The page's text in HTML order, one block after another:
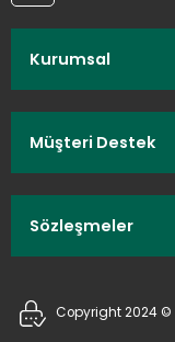
Kurumsal
Müşteri Destek
Sözleşmeler
Copyright 2024 ©